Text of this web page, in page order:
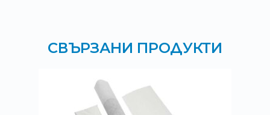
СВЪРЗАНИ ПРОДУКТИ